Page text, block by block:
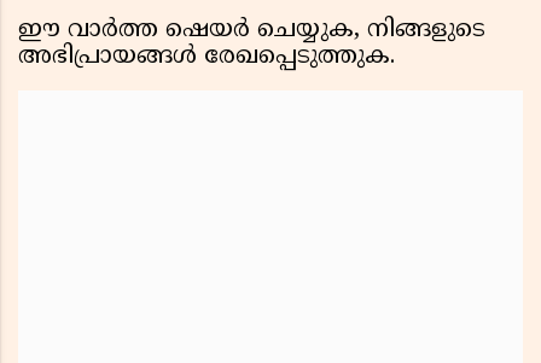
ഈ വാർത്ത ഷെയർ ചെയ്യുക, നിങ്ങളുടെ
അഭിപ്രായങ്ങൾ രേഖപ്പെടുത്തുക.